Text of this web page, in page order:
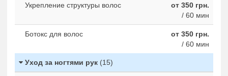
Укрепление структуры волос
от 350 грн.
/ 60 мин
Ботокс для волос
от 350 грн.
/ 60 мин
Уход за ногтями рук (15)